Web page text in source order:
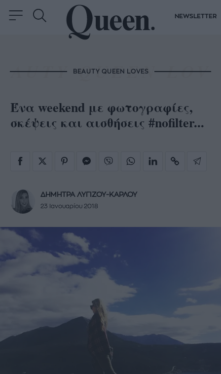
NEWSLETTER
BEAUTY QUEEN LOVES
Ένα weekend με φωτογραφίες,
σκέψεις και αισθήσεις #nofilter...
ΔΗΜΗΤΡΑ ΛΥΓΙΖΟΥ-ΚΑΡΛΟΥ
23 Ιανουαρίου 2018